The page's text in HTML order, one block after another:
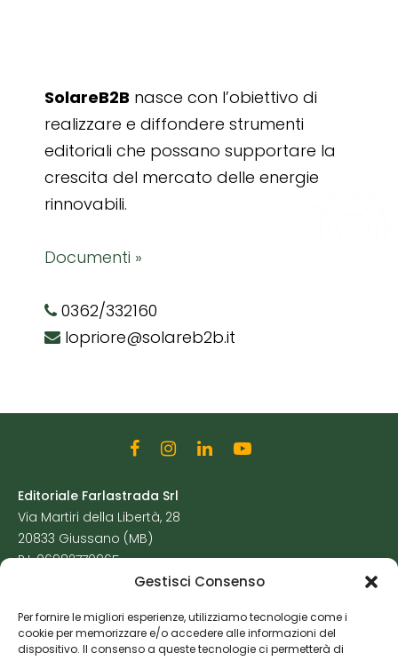
Gestisci Consenso
Per fornire le migliori esperienze, utilizziamo tecnologie come i
cookie per memorizzare e/o accedere alle informazioni del
dispositivo. Il consenso a queste tecnologie ci permetterà di
SolareB2B nasce con l’obiettivo di
realizzare e diffondere strumenti
editoriali che possano supportare la
crescita del mercato delle energie
rinnovabili.
Documenti »
0362/332160
lopriore@solareb2b.it
Editoriale Farlastrada Srl
Via Martiri della Libertà, 28
20833 Giussano (MB)
P.I. 06982770965
Cookie Policy
Risorse Aggiuntive